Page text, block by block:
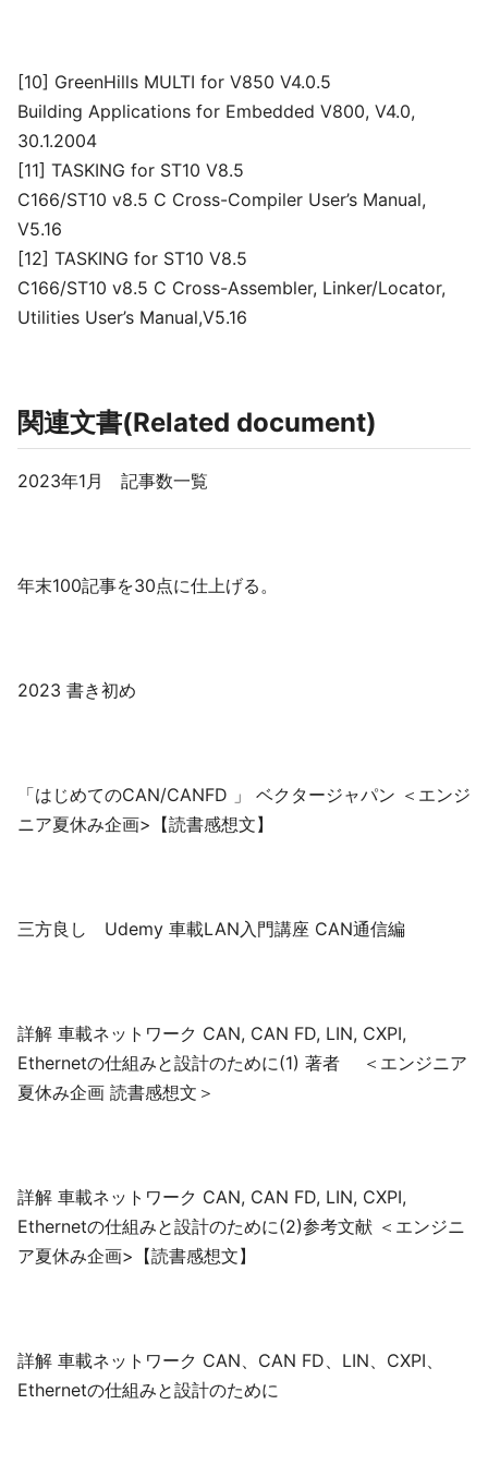
[10] GreenHills MULTI for V850 V4.0.5
Building Applications for Embedded V800, V4.0,
30.1.2004
[11] TASKING for ST10 V8.5
C166/ST10 v8.5 C Cross-Compiler User’s Manual,
V5.16
[12] TASKING for ST10 V8.5
C166/ST10 v8.5 C Cross-Assembler, Linker/Locator,
Utilities User’s Manual,V5.16
関連文書(Related document)
2023年1月 記事数一覧
年末100記事を30点に仕上げる。
2023 書き初め
「はじめてのCAN/CANFD 」 ベクタージャパン ＜エンジ
ニア夏休み企画>【読書感想文】
三方良し Udemy 車載LAN入門講座 CAN通信編
詳解 車載ネットワーク CAN, CAN FD, LIN, CXPI,
Ethernetの仕組みと設計のために(1) 著者 ＜エンジニア
夏休み企画 読書感想文＞
詳解 車載ネットワーク CAN, CAN FD, LIN, CXPI,
Ethernetの仕組みと設計のために(2)参考文献 ＜エンジニ
ア夏休み企画>【読書感想文】
詳解 車載ネットワーク CAN、CAN FD、LIN、CXPI、
Ethernetの仕組みと設計のために